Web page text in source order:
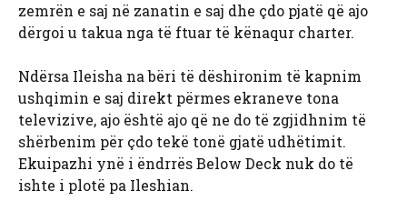
zemrën e saj në zanatin e saj dhe çdo pjatë që ajo
dërgoi u takua nga të ftuar të kënaqur charter.
Ndërsa Ileisha na bëri të dëshironim të kapnim
ushqimin e saj direkt përmes ekraneve tona
televizive, ajo është ajo që ne do të zgjidhnim të
shërbenim për çdo tekë tonë gjatë udhëtimit.
Ekuipazhi ynë i ëndrrës Below Deck nuk do të
ishte i plotë pa Ileshian.